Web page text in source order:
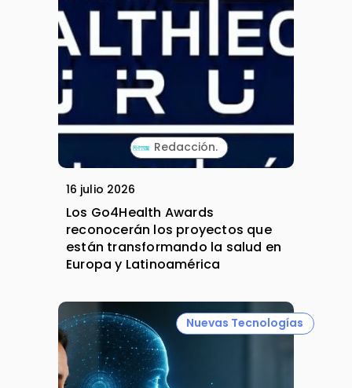
Redacción.
16 julio 2026
Los Go4Health Awards
reconocerán los proyectos que
están transformando la salud en
Europa y Latinoamérica
Nuevas Tecnologías